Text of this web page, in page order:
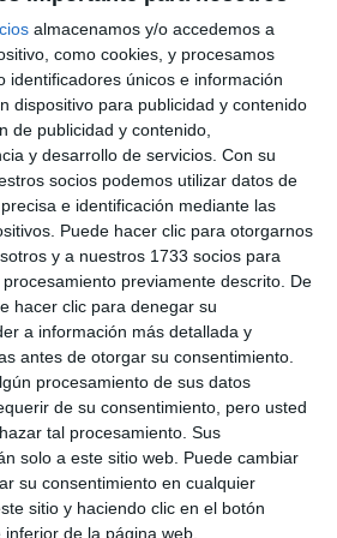
almacenamos y/o accedemos a
como cookies, y procesamos
identificadores únicos e información
dispositivo para publicidad y contenido
de publicidad y contenido,
y desarrollo de servicios. Con su
socios podemos utilizar datos de
e identificación mediante las
Puede hacer clic para otorgarnos
y a nuestros 1733 socios para
previamente descrito. De
hacer clic para denegar su
a información más detallada y
antes de otorgar su consentimiento.
procesamiento de sus datos
de su consentimiento, pero usted
tal procesamiento. Sus
solo a este sitio web. Puede cambiar
su consentimiento en cualquier
sitio y haciendo clic en el botón
de la página web.
y retenedores dentro
siguientes a la presentación de
requerida para conceder la
euros y la persona
y justificar todo el
subvención concedida es
Además, la ayuda, sola
nunca podrá ser
actividad a desarrollar.
ayudas
que la solicitud y los
justificativos deberán